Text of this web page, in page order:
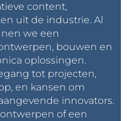
content,
uit de industrie. Al
we een
bouwen en
oplossingen.
tot projecten,
en kansen om
innovators.
of een